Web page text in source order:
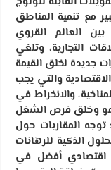
مع تنمية المناطق
العالم القروي
التجارية، وتلغي
والتي يجب
والانخراط في
المقاربات حول
الذكية للرهانات
اقتصادي أفضل في